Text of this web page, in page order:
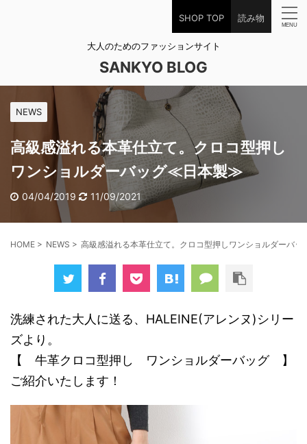
SHOP TOP 読み物
大人のためのファッションサイト
SANKYO BLOG
NEWS
高級感溢れる本革仕立て。クロコ型押し
ワンショルダーバッグ≪日本製≫
04/04/2019 11/09/2021
HOME > NEWS > 高級感溢れる本革仕立て。クロコ型押しワンショルダーバ
洗練された大人に送る、HALEINE(アレンヌ)シリー
ズより。
【 牛革クロコ型押し ワンショルダーバッグ 】
ご紹介いたします！